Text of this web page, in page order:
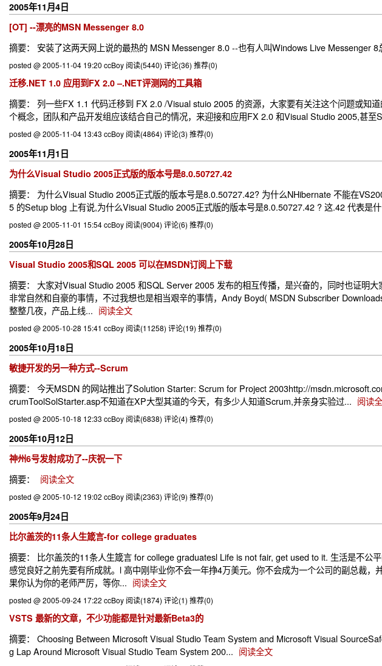
2005年11月4日
[OT] --漂亮的MSN Messenger 8.0
摘要： 安装了这两天网上说的最热的 MSN Messenger 8.0 --也有人叫Windows Live Messenger
posted @ 2005-11-04 19:20 ccBoy 阅读(5440) 评论(36) 推荐(0)
迁移.NET 1.0 应用到FX 2.0 –.NET评测网的工具箱
摘要： 列一些FX 1.1 代码迁移到 FX 2.0 /Visual stuio 2005 的资源，大家要有关注这个问题或知
个概念，团队和产品开发组应该结合自己的情况，来迎接和应用FX 2.0 和Visual Studio 2005,甚
posted @ 2005-11-04 13:43 ccBoy 阅读(4864) 评论(3) 推荐(0)
2005年11月1日
为什么Visual Studio 2005正式版的版本号是8.0.50727.42
摘要： 为什么Visual Studio 2005正式版的版本号是8.0.50727.42? 为什么NHibernate 不能在
5 的Setup blog 上有说,为什么Visual Studio 2005正式版的版本号是8.0.50727.42 ? 这.42 代表是
posted @ 2005-11-01 15:54 ccBoy 阅读(9004) 评论(6) 推荐(0)
2005年10月28日
Visual Studio 2005和SQL 2005 可以在MSDN订阅上下载
摘要： 大家对Visual Studio 2005 和SQL Server 2005 发布的相互传播，是兴奋的，同时也证明
非常自然和自豪的事情，不过我想也是相当艰辛的事情，Andy Boyd( MSDN Subscriber
整整几夜，产品上线... 阅读全文
posted @ 2005-10-28 15:41 ccBoy 阅读(11258) 评论(19) 推荐(0)
2005年10月18日
敏捷开发的另一种方式--Scrum
摘要： 今天MSDN 的网站推出了Solution Starter: Scrum for Project 2003http://
crumToolSolStarter.asp不知道在XP大型其道的今天，有多少人知道Scrum,并亲身实验过... 阅读
posted @ 2005-10-18 12:33 ccBoy 阅读(6838) 评论(4) 推荐(0)
2005年10月12日
神州6号发射成功了--庆祝一下
摘要： 阅读全文
posted @ 2005-10-12 19:02 ccBoy 阅读(2363) 评论(9) 推荐(0)
2005年9月24日
比尔盖茨的11条人生箴言-for college graduates
摘要： 比尔盖茨的11条人生箴言 for college graduatesl Life is not fair, get used to it. 生活是不公
感觉良好之前先要有所成就。l 高中刚毕业你不会一年挣4万美元。你不会成为一个公司的副总裁
果你认为你的老师严厉，等你... 阅读全文
posted @ 2005-09-24 17:22 ccBoy 阅读(1874) 评论(1) 推荐(0)
VSTS 最新的文章，不少功能都是针对最新Beta3的
摘要： Choosing Between Microsoft Visual Studio Team System and Microsoft Visual
g Lap Around Microsoft Visual Studio Team System 200... 阅读全文